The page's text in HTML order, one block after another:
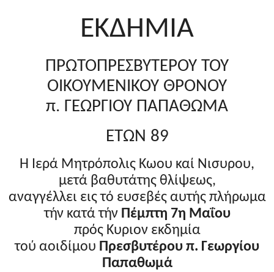
ΕΚΔΗΜΙΑ
ΠΡΩΤΟΠΡΕΣΒΥΤΕΡΟΥ ΤΟΥ
ΟΙΚΟΥΜΕΝΙΚΟΥ ΘΡΟΝΟΥ
π. ΓΕΩΡΓΙΟΥ ΠΑΠΑΘΩΜΑ
ΕΤΩΝ 89
Η Ιερά Μητρόπολις Κωου καί Νισυρου,
μετά βαθυτάτης θλίψεως,
αναγγέλλει εις τό ευσεβές αυτής πλήρωμα
τήν κατά τήν Πέμπτη 7η Μαΐου
πρός Κυριον εκδημία
τού αοιδίμου Πρεσβυτέρου π. Γεωργίου
Παπαθωμά